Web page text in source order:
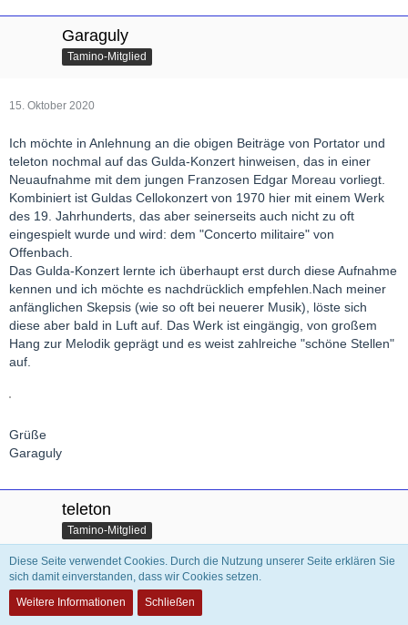
Garaguly
Tamino-Mitglied
15. Oktober 2020
Ich möchte in Anlehnung an die obigen Beiträge von Portator und
teleton nochmal auf das Gulda-Konzert hinweisen, das in einer
Neuaufnahme mit dem jungen Franzosen Edgar Moreau vorliegt.
Kombiniert ist Guldas Cellokonzert von 1970 hier mit einem Werk
des 19. Jahrhunderts, das aber seinerseits auch nicht zu oft
eingespielt wurde und wird: dem "Concerto militaire" von
Offenbach.
Das Gulda-Konzert lernte ich überhaupt erst durch diese Aufnahme
kennen und ich möchte es nachdrücklich empfehlen.Nach meiner
anfänglichen Skepsis (wie so oft bei neuerer Musik), löste sich
diese aber bald in Luft auf. Das Werk ist eingängig, von großem
Hang zur Melodik geprägt und es weist zahlreiche "schöne Stellen"
auf.
Grüße
Garaguly
teleton
Tamino-Mitglied
16. Oktober 2020
Khatchaturian und Prokofieff: Cellokonzerte
Diese Seite verwendet Cookies. Durch die Nutzung unserer Seite erklären Sie
sich damit einverstanden, dass wir Cookies setzen.
Weitere Informationen
Schließen